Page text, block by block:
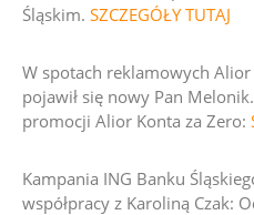
Śląskim. SZCZEGÓŁY TUTAJ
W spotach reklamowych
pojawił się nowy Pan
promocji Alior Konta za Zero:
Kampania ING Banku
współpracy z Karoliną Czak: